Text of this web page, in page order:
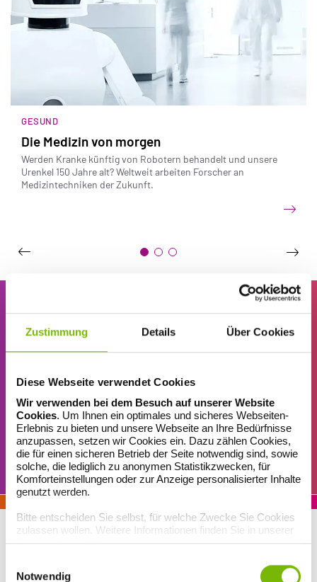
Zustimmung Details Über Cookies
Diese Webseite verwendet Cookies
Wir verwenden bei dem Besuch auf unserer Website
Cookies. Um Ihnen ein optimales und sicheres Webseiten-
Erlebnis zu bieten und unsere Webseite an Ihre Bedürfnisse
anzupassen, setzen wir Cookies ein. Dazu zählen Cookies,
die für einen sicheren Betrieb der Seite notwendig sind, sowie
solche, die lediglich zu anonymen Statistikzwecken, für
Komforteinstellungen oder zur Anzeige personalisierter Inhalte
genutzt werden.
Bitte entscheiden Sie selbst, für welche Zwecke Sie Cookies
zulassen wollen. Weitere Informationen finden Sie in unserer
Datenschutzerklärung.
Notwendig
GESUND
Die Medizin von morgen
Werden Kranke künftig von Robotern behandelt und unsere
Urenkel 150 Jahre alt? Weltweit arbeiten Forscher an
Medizintechniken der Zukunft.
ERINNERUNGSSERVICE
Nix mehr verpassen!
Unser Erinnerungsservice für Sie – damit Ihnen keine Ausgabe
unseres Gesundheitsjournals und kein Gewinnspiel entgeht: Jetzt
Magazin-Newsletter abonnieren!
MAGAZIN-ABO